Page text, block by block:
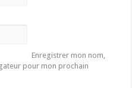
Enregistrer mon nom,
pour mon prochain